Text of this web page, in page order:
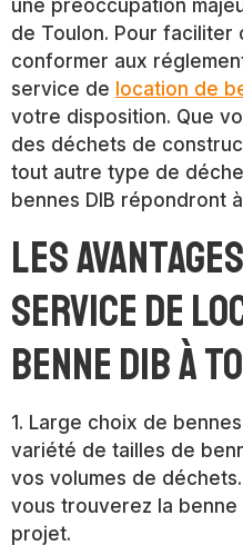
une préoccupation
de Toulon. Pour
conformer aux
service de location de
votre disposition. Que
des déchets de
tout autre type de
bennes DIB répondront
Les
service de
benne DIB à
1. Large choix de
variété de tailles de
vos volumes de
vous trouverez la
projet.